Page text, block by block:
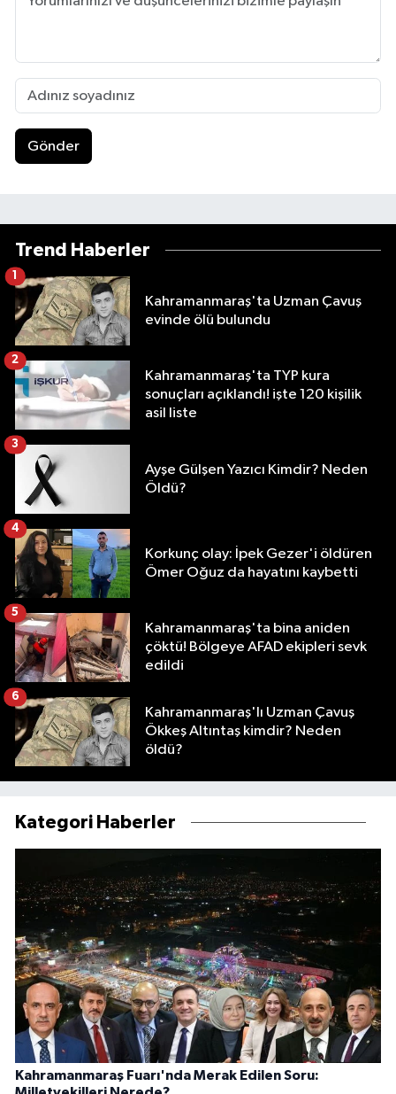
Gönder
Trend Haberler
Kahramanmaraş'ta Uzman Çavuş
evinde ölü bulundu
1
Kahramanmaraş'ta TYP kura
sonuçları açıklandı! işte 120 kişilik
asil liste
2
Ayşe Gülşen Yazıcı Kimdir? Neden
Öldü?
3
Korkunç olay: İpek Gezer'i öldüren
Ömer Oğuz da hayatını kaybetti
4
Kahramanmaraş'ta bina aniden
çöktü! Bölgeye AFAD ekipleri sevk
edildi
5
Kahramanmaraş'lı Uzman Çavuş
Ökkeş Altıntaş kimdir? Neden
öldü?
6
Kategori Haberler
Kahramanmaraş Fuarı'nda Merak Edilen Soru: